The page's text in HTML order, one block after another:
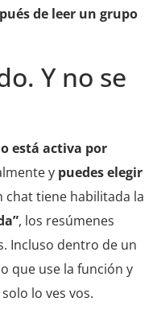
de leer un grupo
Y no se
está activa por
y puedes elegir
chat tiene habilitada la
, los resúmenes
Incluso dentro de un
que use la función y
lo ves vos.